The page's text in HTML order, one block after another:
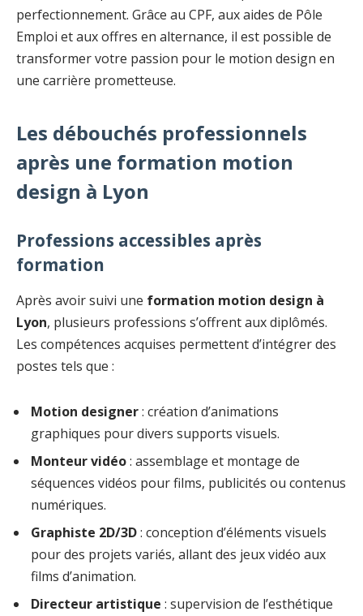
perfectionnement. Grâce au CPF, aux aides de Pôle
Emploi et aux offres en alternance, il est possible de
transformer votre passion pour le motion design en
une carrière prometteuse.
Les débouchés professionnels
après une formation motion
design à Lyon
Professions accessibles après
formation
Après avoir suivi une formation motion design à
Lyon, plusieurs professions s’offrent aux diplômés.
Les compétences acquises permettent d’intégrer des
postes tels que :
Motion designer: création d’animations
graphiques pour divers supports visuels.
Monteur vidéo: assemblage et montage de
séquences vidéos pour films, publicités ou contenus
numériques.
Graphiste 2D/3D: conception d’éléments visuels
pour des projets variés, allant des jeux vidéo aux
films d’animation.
Directeur artistique : supervision de l’esthétique